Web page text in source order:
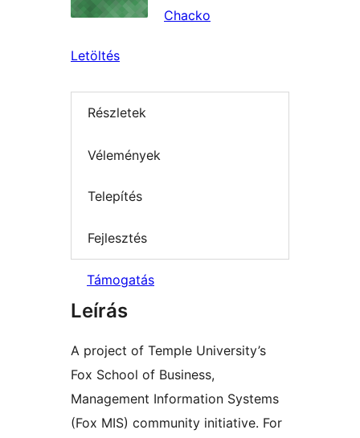
Chacko
Letöltés
Részletek
Vélemények
Telepítés
Fejlesztés
Támogatás
Leírás
A project of Temple University’s
Fox School of Business,
Management Information Systems
(Fox MIS) community initiative. For